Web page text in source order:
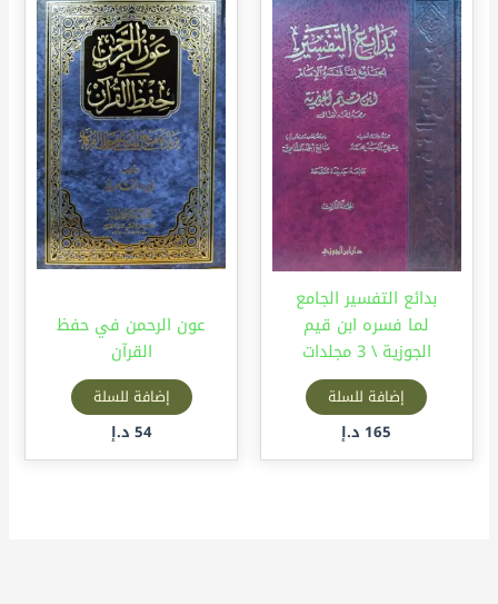
بدائع التفسير الجامع
لما فسره ابن قيم
الجوزية \ 3 مجلدات
إضافة للسلة
165 د.إ
عون الرحمن في حفظ
القرآن
إضافة للسلة
54 د.إ